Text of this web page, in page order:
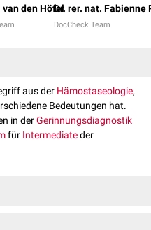
van den HöfelDr. rer. nat. Fabienne
DocCheck Team
aus der Hämostaseologie,
Bedeutungen hat.
in derGerinnungsdiagnostik
für Intermediateder